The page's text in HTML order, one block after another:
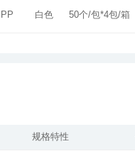
PP 白色 50个/包*4包/箱
规格特性